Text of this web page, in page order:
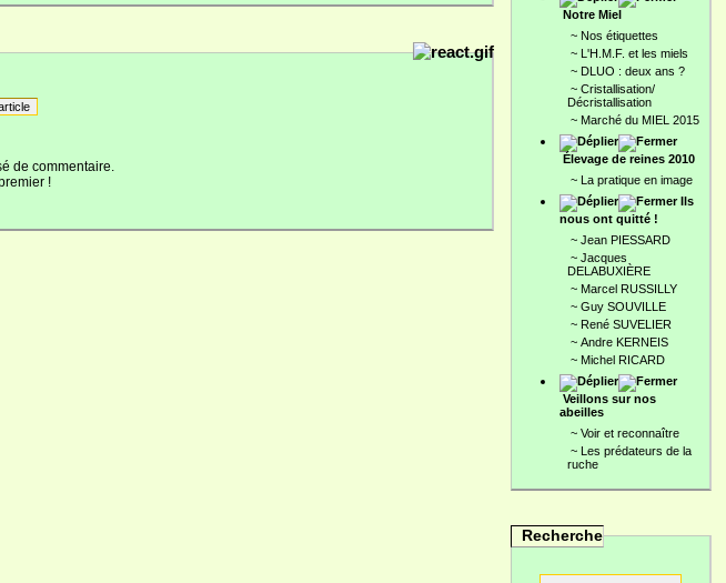
de commentaire.
!
Notre Miel
~ Nos étiquettes
~ L'H.M.F. et les miels
~ DLUO : deux ans ?
~ Cristallisation/
Décristallisation
~ Marché du MIEL 2015
Élevage de reines 2010
~ La pratique en image
Ils
nous ont quitté !
~ Jean PIESSARD
~ Jacques
DELABUXIÈRE
~ Marcel RUSSILLY
~ Guy SOUVILLE
~ René SUVELIER
~ Andre KERNEIS
~ Michel RICARD
Veillons sur nos
abeilles
~ Voir et reconnaître
~ Les prédateurs de la
ruche
Recherche